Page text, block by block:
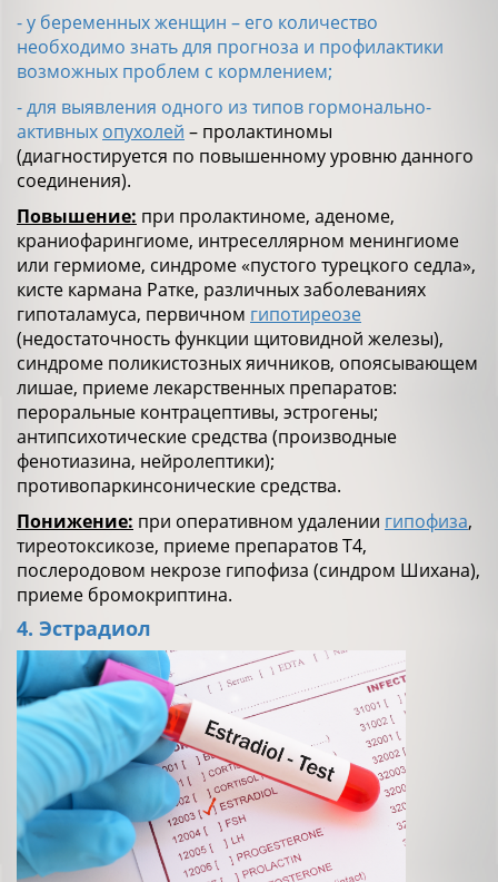
- у беременных женщин – его количество
необходимо знать для прогноза и профилактики
возможных проблем с кормлением;
- для выявления одного из типов гормонально-
активных опухолей – пролактиномы
(диагностируется по повышенному уровню данного
соединения).
Повышение: при пролактиноме, аденоме,
краниофарингиоме, интреселлярном менингиоме
или гермиоме, синдроме «пустого турецкого седла»,
кисте кармана Ратке, различных заболеваниях
гипоталамуса, первичном гипотиреозе
(недостаточность функции щитовидной железы),
синдроме поликистозных яичников, опоясывающем
лишае, приеме лекарственных препаратов:
пероральные контрацептивы, эстрогены;
антипсихотические средства (производные
фенотиазина, нейролептики);
противопаркинсонические средства.
Понижение: при оперативном удалении гипофиза,
тиреотоксикозе, приеме препаратов Т4,
послеродовом некрозе гипофиза (синдром Шихана),
приеме бромокриптина.
4. Эстрадиол